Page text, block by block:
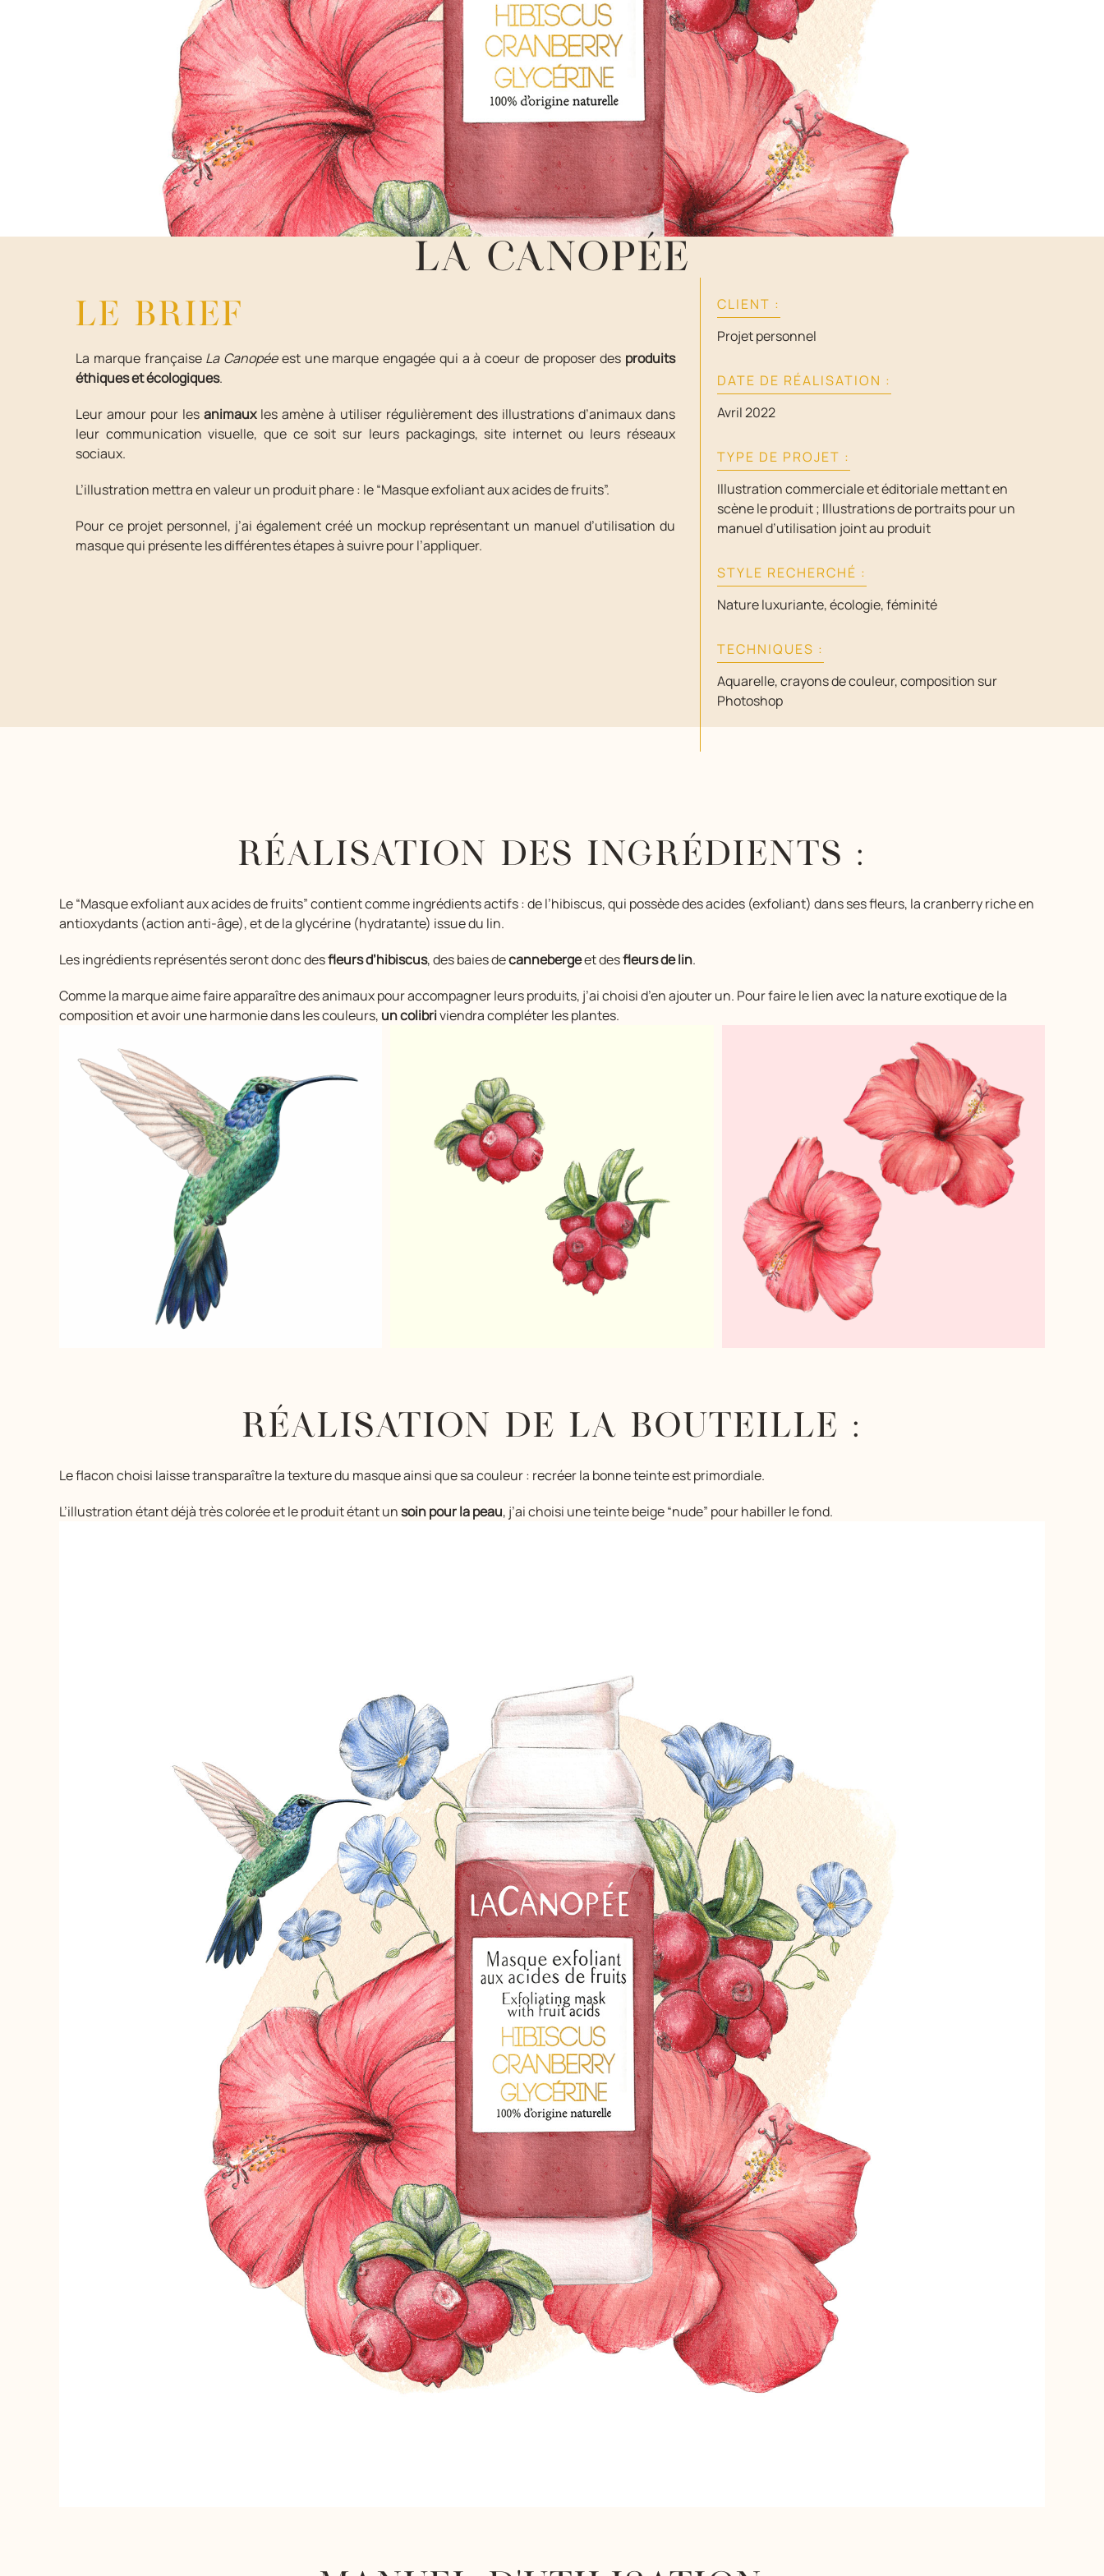
LA CANOPÉE
LE BRIEF
La marque française La Canopéeest une marque engagée qui a à coeur de proposer des produits
éthiques et écologiques.
Leur amour pour lesanimauxles amène à utiliser régulièrement des illustrations d’animaux dans
leur communication visuelle, que ce soit sur leurs packagings, site internet ou leurs réseaux
sociaux.
L’illustration mettra en valeur un produit phare : le “Masque exfoliant aux acides de fruits”.
Pour ce projet personnel, j’ai également créé un mockup représentant un manuel d’utilisation du
masque qui présente les différentes étapes à suivre pour l’appliquer.
CLIENT :
Projet personnel
DATE DE RÉALISATION :
Avril 2022
TYPE DE PROJET :
Illustration commerciale et éditoriale mettant en
scène le produit ; Illustrations de portraits pour un
manuel d’utilisation joint au produit
STYLE RECHERCHÉ :
Nature luxuriante, écologie, féminité
TECHNIQUES :
Aquarelle, crayons de couleur, composition sur
Photoshop
RÉALISATION DES INGRÉDIENTS :
Le “Masque exfoliant aux acides de fruits” contient comme ingrédients actifs : de l’hibiscus, qui possède des acides (exfoliant) dans ses fleurs, la cranberry riche en
antioxydants (action anti-âge), et de la glycérine (hydratante) issue du lin.
Les ingrédients représentés seront donc desfleurs d’hibiscus, des baies decannebergeet desfleurs de lin.
Comme la marque aime faire apparaître des animaux pour accompagner leurs produits, j’ai choisi d’en ajouter un. Pour faire le lien avec la nature exotique de la
composition et avoir une harmonie dans les couleurs, un colibriviendra compléter les plantes.
RÉALISATION DE LA BOUTEILLE :
Le flacon choisi laisse transparaître la texture du masque ainsi que sa couleur : recréer la bonne teinte est primordiale.
L’illustration étant déjà très colorée et le produit étant unsoin pour la peau, j’ai choisi une teinte beige “nude” pour habiller le fond.